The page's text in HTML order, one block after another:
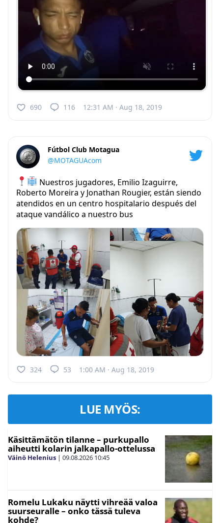
690 116 12:31 AM · Aug 18, 2019
Fútbol Club Motagua
@MOTAGUAcom
Nuestros jugadores, Emilio Izaguirre,
Roberto Moreira y Jonathan Rougier, están siendo
atendidos en un centro hospitalario después del
ataque vandálico a nuestro bus
324 53 1:00 AM · Aug 18, 2019
LUE MYÖS:
Käsittämätön tilanne – purkupallo
aiheutti kolarin jalkapallo-ottelussa
Väinö Helenius | 09.08.2026 10:45
Romelu Lukaku näytti vihreää valoa
suurseuralle – onko tässä tuleva
kohde?